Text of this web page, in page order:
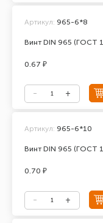
Винт DIN 965 (ГОСТ
Артикул: 965-6*8
0.67 ₽
Винт DIN 965 (ГОСТ
Артикул: 965-6*10
0.70 ₽